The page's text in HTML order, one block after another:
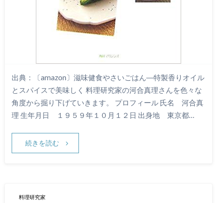
出典：〔amazon〕滋味健食やさいごはん―特製香りオイル
とスパイスで美味しく 料理研究家の河合真理さんを色々な
角度から掘り下げていきます。 プロフィール 氏名 河合真
理 生年月日 １９５９年１０月１２日 出身地 東京都…
続きを読む
料理研究家